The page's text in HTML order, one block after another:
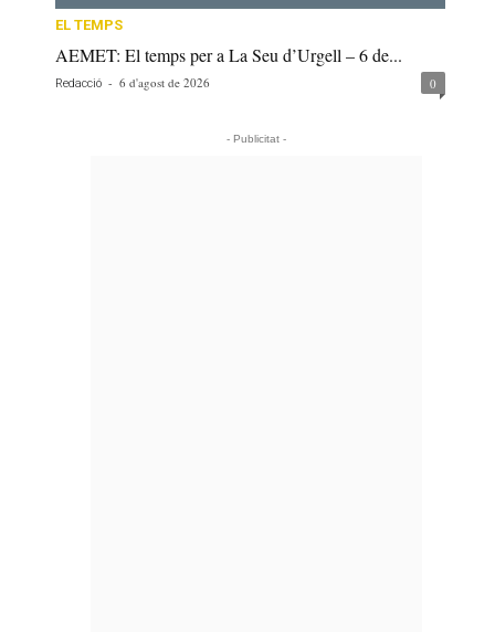
EL TEMPS
AEMET: El temps per a La Seu d’Urgell – 6 de...
Redacció - 6 d'agost de 2026 0
- Publicitat -